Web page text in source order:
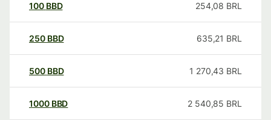
100 BBD 254,08 BRL
250 BBD 635,21 BRL
500 BBD 1 270,43 BRL
1000 BBD 2 540,85 BRL